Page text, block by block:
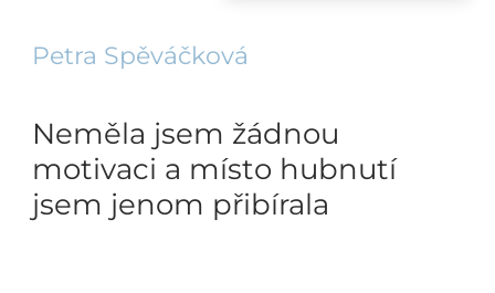
Petra Spěváčková
Neměla jsem žádnou
motivaci a místo hubnutí
jsem jenom přibírala